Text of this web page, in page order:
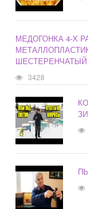
МЕДОГОНКА 4-Х
ШЕСТЕРЕНЧАТЫЙ
3428